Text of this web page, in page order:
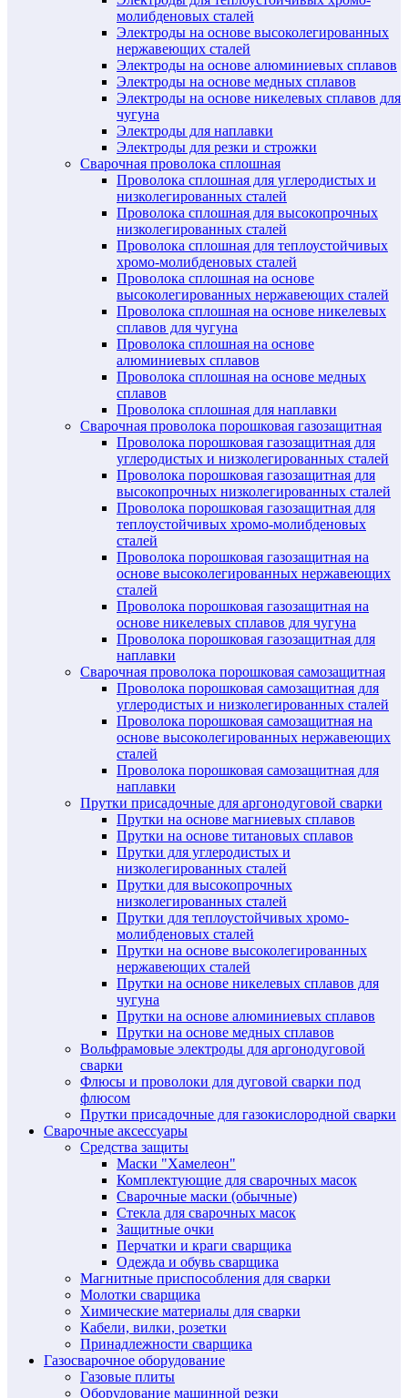
молибденовых сталей
Электроды на основе высоколегированных
нержавеющих сталей
Электроды на основе алюминиевых сплавов
Электроды на основе медных сплавов
Электроды на основе никелевых сплавов для
чугуна
Электроды для наплавки
Электроды для резки и строжки
Сварочная проволока сплошная
Проволока сплошная для углеродистых и
низколегированных сталей
Проволока сплошная для высокопрочных
низколегированных сталей
Проволока сплошная для теплоустойчивых
хромо-молибденовых сталей
Проволока сплошная на основе
высоколегированных нержавеющих сталей
Проволока сплошная на основе никелевых
сплавов для чугуна
Проволока сплошная на основе
алюминиевых сплавов
Проволока сплошная на основе медных
сплавов
Проволока сплошная для наплавки
Сварочная проволока порошковая газозащитная
Проволока порошковая газозащитная для
углеродистых и низколегированных сталей
Проволока порошковая газозащитная для
высокопрочных низколегированных сталей
Проволока порошковая газозащитная для
теплоустойчивых хромо-молибденовых
сталей
Проволока порошковая газозащитная на
основе высоколегированных нержавеющих
сталей
Проволока порошковая газозащитная на
основе никелевых сплавов для чугуна
Проволока порошковая газозащитная для
наплавки
Сварочная проволока порошковая самозащитная
Проволока порошковая самозащитная для
углеродистых и низколегированных сталей
Проволока порошковая самозащитная на
основе высоколегированных нержавеющих
сталей
Проволока порошковая самозащитная для
наплавки
Прутки присадочные для аргонодуговой сварки
Прутки на основе магниевых сплавов
Прутки на основе титановых сплавов
Прутки для углеродистых и
низколегированных сталей
Прутки для высокопрочных
низколегированных сталей
Прутки для теплоустойчивых хромо-
молибденовых сталей
Прутки на основе высоколегированных
нержавеющих сталей
Прутки на основе никелевых сплавов для
чугуна
Прутки на основе алюминиевых сплавов
Прутки на основе медных сплавов
Вольфрамовые электроды для аргонодуговой
сварки
Флюсы и проволоки для дуговой сварки под
флюсом
Прутки присадочные для газокислородной сварки
Сварочные аксессуары
Средства защиты
Маски "Хамелеон"
Комплектующие для сварочных масок
Сварочные маски (обычные)
Стекла для сварочных масок
Защитные очки
Перчатки и краги сварщика
Одежда и обувь сварщика
Магнитные приспособления для сварки
Молотки сварщика
Химические материалы для сварки
Кабели, вилки, розетки
Принадлежности сварщика
Газосварочное оборудование
Газовые плиты
Оборудование машинной резки